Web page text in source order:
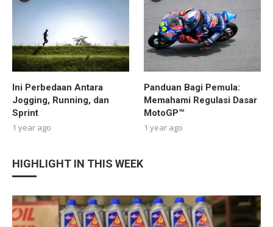
Ini Perbedaan Antara
Jogging, Running, dan
Sprint
1 year ago
Panduan Bagi Pemula:
Memahami Regulasi Dasar
MotoGP™
1 year ago
HIGHLIGHT IN THIS WEEK